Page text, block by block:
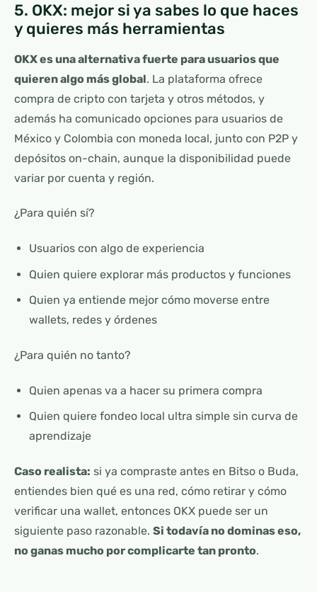
5. OKX: mejor si ya sabes lo que haces
y quieres más herramientas
OKX es una alternativa fuerte para usuarios que
quieren algo más global. La plataforma ofrece
compra de cripto con tarjeta y otros métodos, y
además ha comunicado opciones para usuarios de
México y Colombia con moneda local, junto con P2P y
depósitos on-chain, aunque la disponibilidad puede
variar por cuenta y región.
¿Para quién sí?
Usuarios con algo de experiencia
Quien quiere explorar más productos y funciones
Quien ya entiende mejor cómo moverse entre
wallets, redes y órdenes
¿Para quién no tanto?
Quien apenas va a hacer su primera compra
Quien quiere fondeo local ultra simple sin curva de
aprendizaje
Caso realista: si ya compraste antes en Bitso o Buda,
entiendes bien qué es una red, cómo retirar y cómo
verificar una wallet, entonces OKX puede ser un
siguiente paso razonable. Si todavía no dominas eso,
no ganas mucho por complicarte tan pronto.